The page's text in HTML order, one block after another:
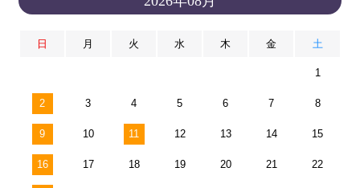
日 月 火 水 木 金 土
1
2 3 4 5 6 7 8
9 10 11 12 13 14 15
16 17 18 19 20 21 22